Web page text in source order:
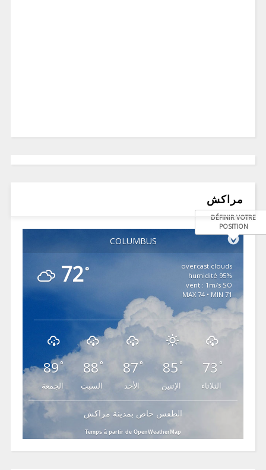
مراكش
COLUMBUS
DÉFINIR VOTRE
POSITION
72°
overcast clouds
95% humidité
vent : 1m/s SO
MAX 74 • MIN 71
89°
الجمعة
88 °
السبت
87°
الأحد
85 °
الإثنين
73 °
الثلاثاء
الطقس خاص بمدينة مراكش
Temps à partir de OpenWeatherMap